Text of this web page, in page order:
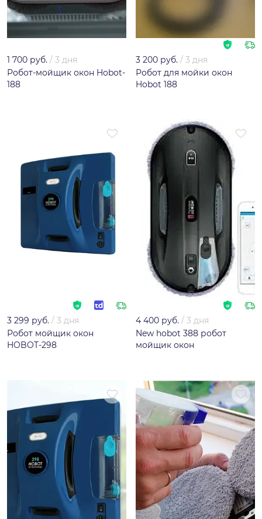
1 700 руб. / 3 дня
Робот-мойщик окон Hobot-
188
3 200 руб. / 3 дня
Робот для мойки окон
Hobot 188
3 299 руб. / 3 дня
Робот мойщик окон
HOBOT-298
4 400 руб. / 3 дня
New hobot 388 робот
мойщик окон